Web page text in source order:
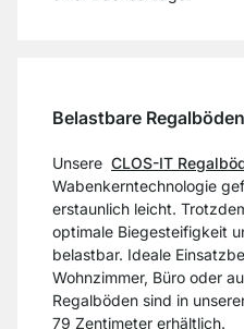
Belastbare Regalböden
Unsere CLOS-IT
Wabenkerntechnologie
erstaunlich leicht.
optimale Biegesteifigkeit
belastbar. Ideale
Wohnzimmer, Büro oder
Regalböden sind in
79 Zentimeter erhältlich.